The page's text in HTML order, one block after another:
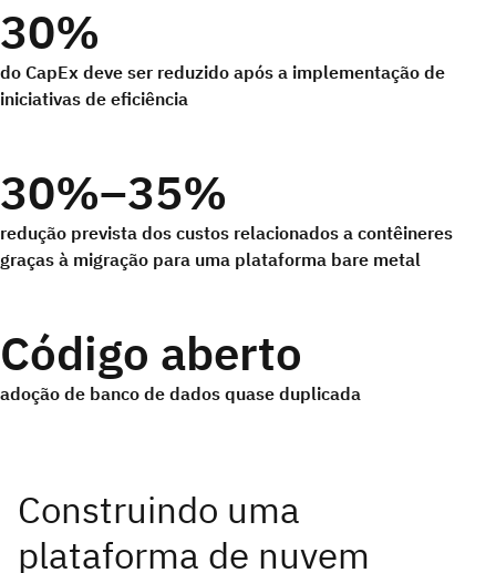
30%
do CapEx deve ser reduzido após a implementação de
iniciativas de eficiência
30%–35%
redução prevista dos custos relacionados a contêineres
graças à migração para uma plataforma bare metal
Código aberto
adoção de banco de dados quase duplicada